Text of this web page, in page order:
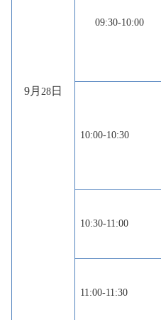
9月 28 日
09:30-10:00
10:00-10:30
10:30-11:00
11:00-11:30